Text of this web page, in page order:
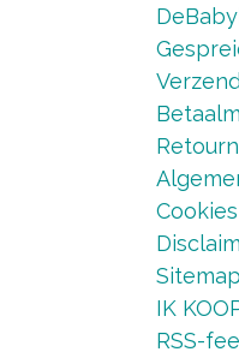
Sitemap
IK
RSS-